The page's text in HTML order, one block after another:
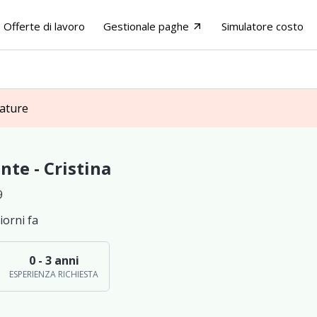
Offerte di lavoro Gestionale paghe arrow_outward Simulatore costo
- Cristina
fa
0 - 3 anni
ESPERIENZA RICHIESTA